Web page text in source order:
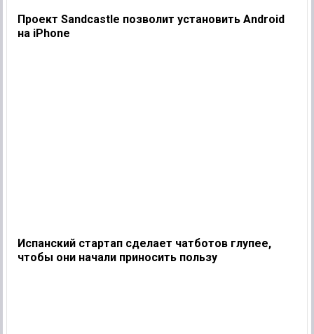
Проект Sandcastle позволит установить Android
на iPhone
Испанский стартап сделает чатботов глупее,
чтобы они начали приносить пользу